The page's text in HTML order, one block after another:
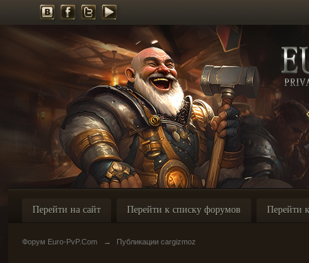
Перейти на сайт Перейти к списку форумов Перейти
Форум Euro-PvP.Com → Публикации cargizmoz